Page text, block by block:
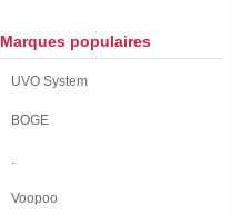
Marques populaires
UVO System
BOGE
.
Voopoo